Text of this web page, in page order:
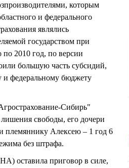
которым
и федерального
являлись
государством при
по 2010 год, по версии
большую часть субсидий,
и федеральному бюджету
Сибирь"
свободы, его дочери
племяннику Алексею – 1 год 6
без штрафа.
оставила приговор в силе,